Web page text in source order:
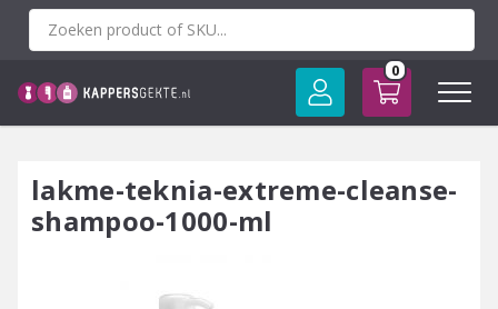
Spring
0
lakme-teknia-extreme-cleanse-
shampoo-1000-ml